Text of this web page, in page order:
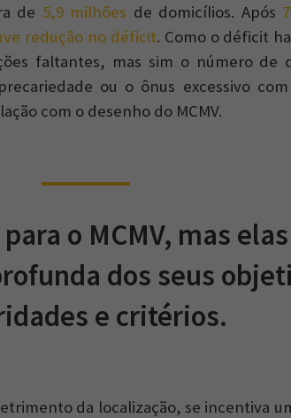
de 5,9 milhões de domicílios. Após
redução no déficit. Como o déficit
faltantes, mas sim o número de
ou o ônus excessivo
com o desenho do MCMV.
o MCMV, mas
dos seus
e critérios.
da localização, se incentiva